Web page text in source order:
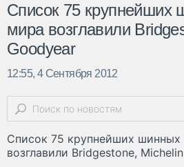
Список 75 крупнейших
мира возглавили
Goodyear
12:55, 4 Сентября 2012
Список 75 крупнейших
возглавили Bridgestone,